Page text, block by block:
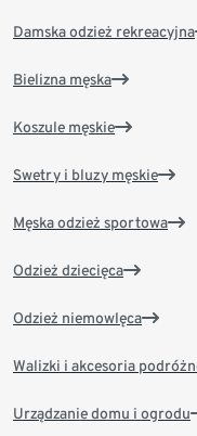
Damska odzież rekreacyjna
Bielizna męska
Koszule męskie
Swetry i bluzy męskie
Męska odzież sportowa
Odzież dziecięca
Odzież niemowlęca
Walizki i akcesoria
Urządzanie domu i ogrodu